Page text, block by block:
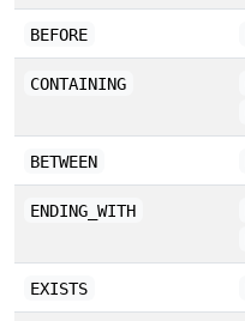
BEFORE
CONTAINING
BETWEEN
ENDING_WITH
EXISTS